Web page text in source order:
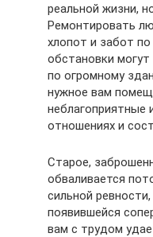
реальной жизни,
Ремонтировать
хлопот и забот
обстановки
по огромному
нужное вам
неблагоприятные
отношениях и
Старое,
обваливается
сильной
появившейся
вам с трудом